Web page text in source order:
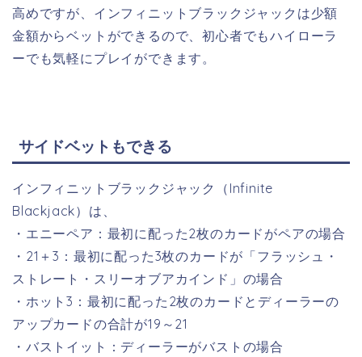
高めですが、インフィニットブラックジャックは少額
金額からベットができるので、初心者でもハイローラ
ーでも気軽にプレイができます。
サイドベットもできる
インフィニットブラックジャック（Infinite
Blackjack）は、
・エニーペア：最初に配った2枚のカードがペアの場合
・21＋3：最初に配った3枚のカードが「フラッシュ・
ストレート・スリーオブアカインド」の場合
・ホット3：最初に配った2枚のカードとディーラーの
アップカードの合計が19～21
・バストイット：ディーラーがバストの場合